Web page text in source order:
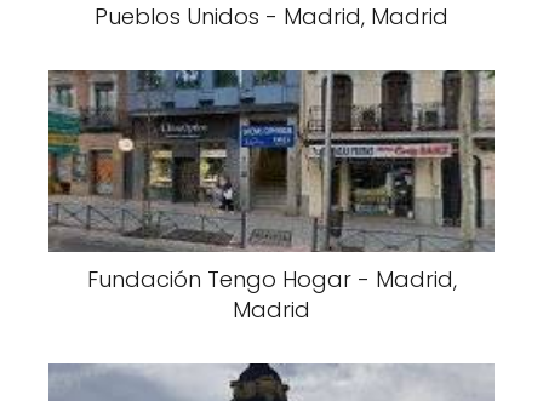
Pueblos Unidos - Madrid, Madrid
Fundación Tengo Hogar - Madrid,
Madrid